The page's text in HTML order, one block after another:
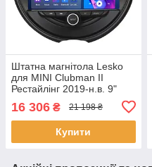
Штатна магнітола Lesko
для MINI Clubman II
Рестайлінг 2019-н.в. 9"
4/64Gb CarPlay 4G Wi-Fi
GPS Prime 1 шт.
16 306 ₴ 21 198 ₴
Купити